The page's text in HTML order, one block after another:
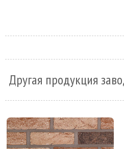
Другая продукция